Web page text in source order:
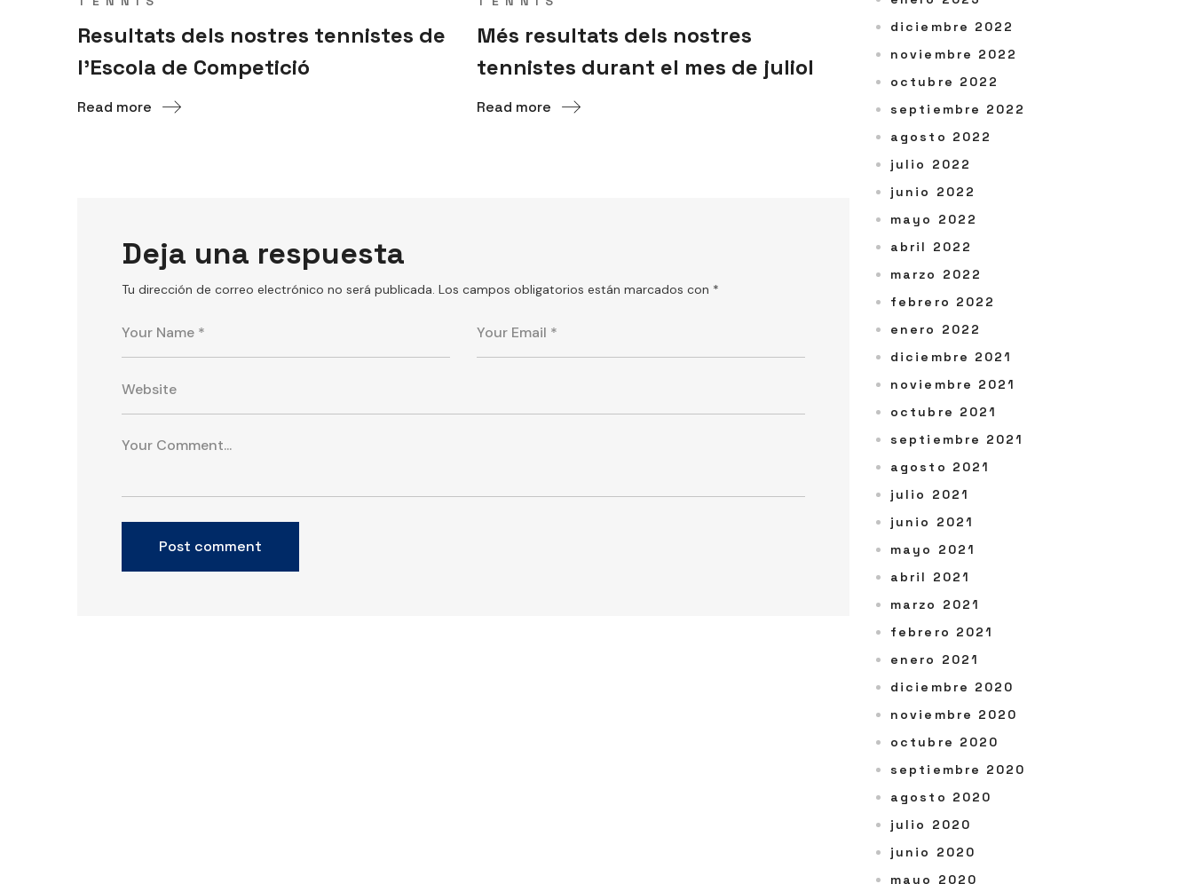
Resultats dels nostres tennistes de
l’Escola de Competició
Read more
Més resultats dels nostres
tennistes durant el mes de juliol
Read more
Deja una respuesta
Tu dirección de correo electrónico no será publicada. Los campos obligatorios están marcados con *
diciembre 2022
noviembre 2022
octubre 2022
septiembre 2022
agosto 2022
julio 2022
junio 2022
mayo 2022
abril 2022
marzo 2022
febrero 2022
enero 2022
diciembre 2021
noviembre 2021
octubre 2021
septiembre 2021
agosto 2021
julio 2021
junio 2021
mayo 2021
abril 2021
marzo 2021
febrero 2021
enero 2021
diciembre 2020
noviembre 2020
octubre 2020
septiembre 2020
agosto 2020
julio 2020
junio 2020
mayo 2020